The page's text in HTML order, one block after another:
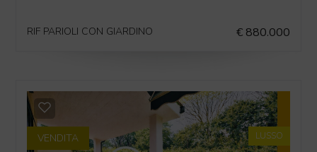
RIF PARIOLI CON GIARDINO € 880.000
VENDITA LUSSO